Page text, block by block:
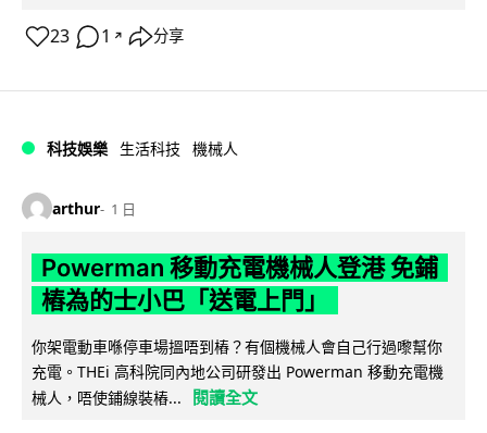
23 1 ↗ 分享
科技娛樂 生活科技 機械人
arthur 1 日
Powerman 移動充電機械人登港 免鋪
樁為的士小巴「送電上門」
你架電動車喺停車場搵唔到樁？有個機械人會自己行過嚟幫你
充電。THEi 高科院同內地公司研發出 Powerman 移動充電機
械人，唔使鋪線裝樁...
閱讀全文